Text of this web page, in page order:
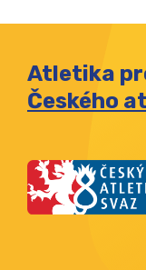
Atletika
Českého